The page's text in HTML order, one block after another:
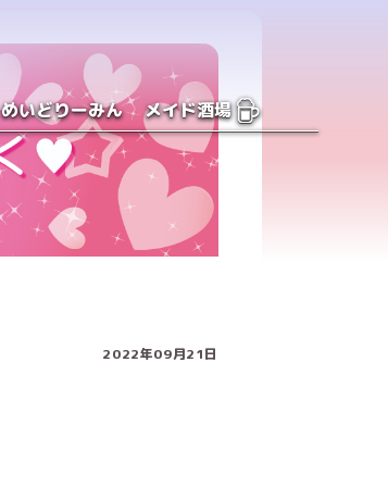
めいどりーみん メイド酒場
2022年09月21日